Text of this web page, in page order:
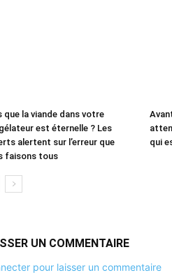
que la viande dans votre
est éternelle ? Les
alertent sur l’erreur que
faisons tous
qui
UN COMMENTAIRE
pour laisser un commentaire